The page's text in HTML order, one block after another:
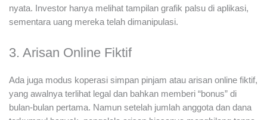
nyata. Investor hanya melihat tampilan grafik palsu di aplikasi,
sementara uang mereka telah dimanipulasi.
3. Arisan Online Fiktif
Ada juga modus koperasi simpan pinjam atau arisan online fiktif,
yang awalnya terlihat legal dan bahkan memberi “bonus” di
bulan-bulan pertama. Namun setelah jumlah anggota dan dana